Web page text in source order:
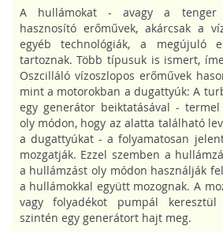
A hullámokat - avagy a tenger
hasznosító erőművek, akárcsak a
egyéb technológiák, a megújuló
tartoznak. Több típusuk is ismert,
Oszcilláló vízoszlopos erőművek
mint a motorokban a dugattyúk: A
egy generátor beiktatásával -
oly módon, hogy az alatta található
a dugattyúkat - a folyamatosan
mozgatják. Ezzel szemben a
a hullámzást oly módon használják
a hullámokkal együtt mozognak. A
vagy folyadékot pumpál
szintén egy generátort hajt meg.